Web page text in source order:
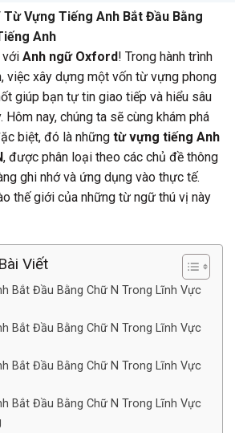
Từ Vựng Tiếng Anh Bắt Đầu Bằng
Anh
với Anh ngữ Oxford! Trong hành trình
việc xây dựng một vốn từ vựng phong
giúp bạn tự tin giao tiếp và hiểu sâu
Hôm nay, chúng ta sẽ cùng khám phá
biệt, đó là những từ vựng tiếng Anh
, được phân loại theo các chủ đề thông
ghi nhớ và ứng dụng vào thực tế.
thế giới của những từ ngữ thú vị này
Viết
Bắt Đầu Bằng Chữ N Trong Lĩnh Vực
Bắt Đầu Bằng Chữ N Trong Lĩnh Vực
Bắt Đầu Bằng Chữ N Trong Lĩnh Vực
Bắt Đầu Bằng Chữ N Trong Lĩnh Vực